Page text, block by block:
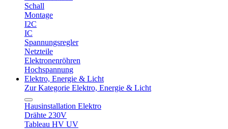
Schall
Montage
I2C
IC
Spannungsregler
Netzteile
Elektronenröhren
Hochspannung
Elektro, Energie & Licht
Zur Kategorie Elektro, Energie & Licht
Hausinstallation Elektro
Drähte 230V
Tableau HV UV